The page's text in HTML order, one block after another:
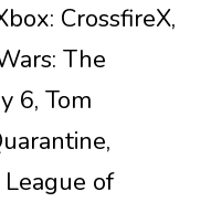
CrossfireX,
The
6, Tom
of